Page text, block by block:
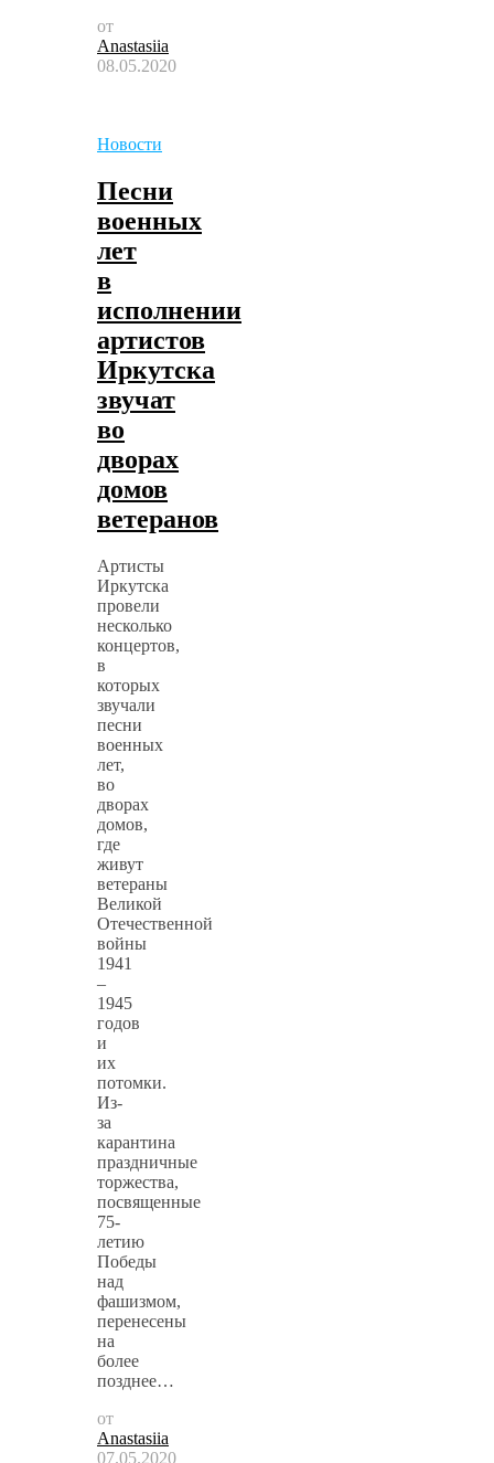
от
Anastasiia
08.05.2020
Новости
Песни
военных
лет
в
исполнении
артистов
Иркутска
звучат
во
дворах
домов
ветеранов
Артисты
Иркутска
провели
несколько
концертов,
в
которых
звучали
песни
военных
лет,
во
дворах
домов,
где
живут
ветераны
Великой
Отечественной
войны
1941
–
1945
годов
и
их
потомки.
Из-
за
карантина
праздничные
торжества,
посвященные
75-
летию
Победы
над
фашизмом,
перенесены
на
более
позднее…
от
Anastasiia
07.05.2020